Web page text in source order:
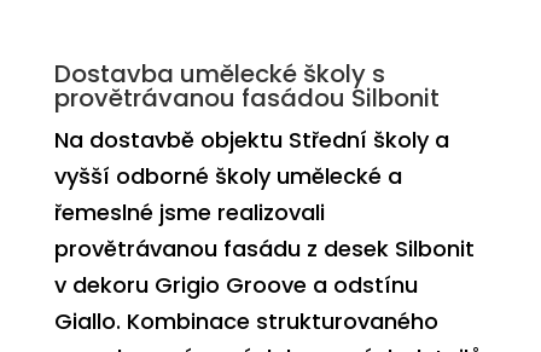
Dostavba umělecké školy s
provětrávanou fasádou Silbonit
Na dostavbě objektu Střední školy a
vyšší odborné školy umělecké a
řemeslné jsme realizovali
provětrávanou fasádu z desek Silbonit
v dekoru Grigio Groove a odstínu
Giallo. Kombinace strukturovaného